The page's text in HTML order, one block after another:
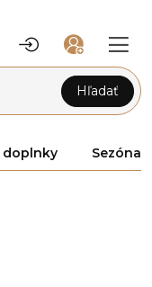
Hľadať
doplnky Sezóna